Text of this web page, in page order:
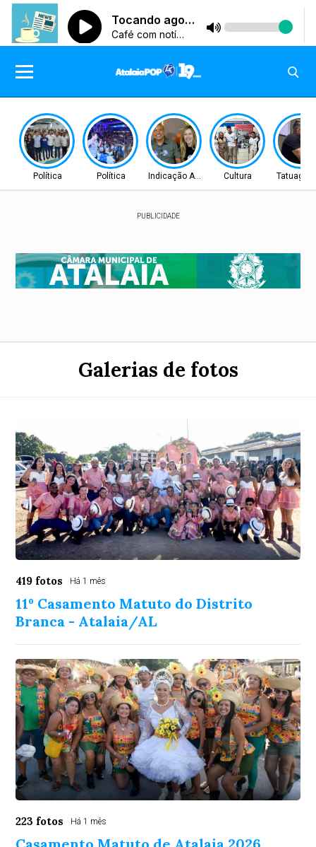
Política Política Indicação AprovadaCultura
PUBLICIDADE
Galerias de fotos
419 fotos Há 1 mês
11º Casamento Matuto do Distrito
Branca - Atalaia/AL
223 fotos Há 1 mês